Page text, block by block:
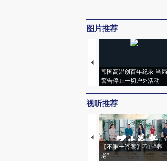
图片推荐
韩国高温创百年纪录 当局
警告停止一切户外活动
视听推荐
【不唯一答案】不止“养
老”